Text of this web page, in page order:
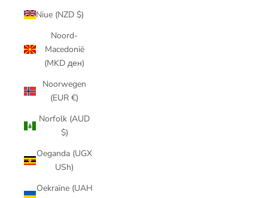
Niue (NZD $)
Noord-
Macedonië
(MKD ден)
Noorwegen
(EUR €)
Norfolk (AUD
$)
Oeganda (UGX
USh)
Oekraïne (UAH